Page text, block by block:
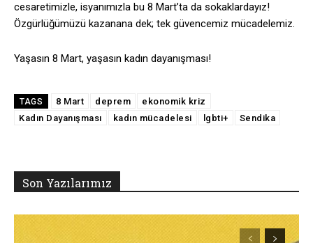
cesaretimizle, isyanımızla bu 8 Mart’ta da sokaklardayız!
Özgürlüğümüzü kazanana dek; tek güvencemiz mücadelemiz.
Yaşasın 8 Mart, yaşasın kadın dayanışması!
TAGS 8 Mart deprem
ekonomik kriz
Kadın Dayanışması
kadın mücadelesi lgbti+ Sendika
Son Yazılarımız